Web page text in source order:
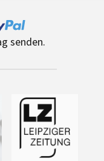
senden.